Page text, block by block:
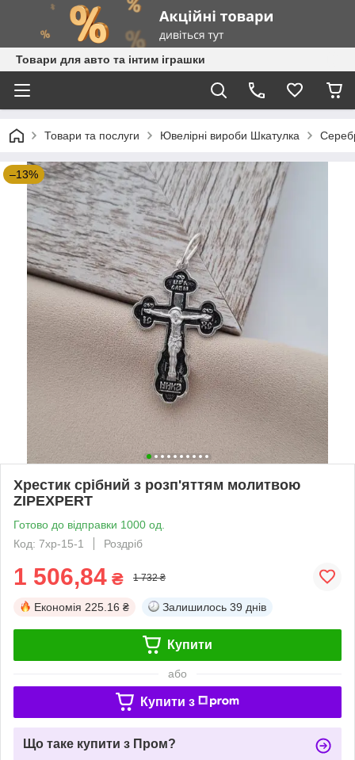
Товари для авто та інтим іграшки
Товари та послуги Ювелірні вироби Шкатулка
–13%
Хрестик срібний з розп'яттям молитвою
ZIPEXPERT
Готово до відправки 1000 од.
Код: 7хр-15-1
Роздріб
1 506,84 ₴ 1 732 ₴
Економія 225.16 ₴ Залишилось 39 днів
Купити
або
Купити з
Що таке купити з Пром?